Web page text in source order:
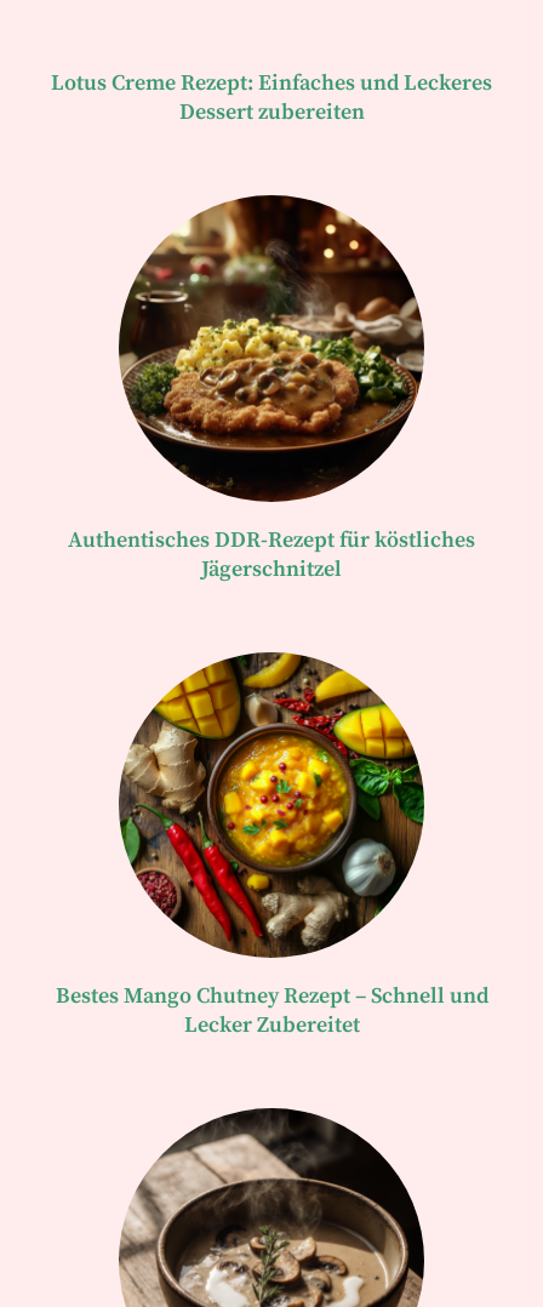
Lotus Creme Rezept: Einfaches und Leckeres
Dessert zubereiten
Authentisches DDR-Rezept für köstliches
Jägerschnitzel
Bestes Mango Chutney Rezept – Schnell und
Lecker Zubereitet